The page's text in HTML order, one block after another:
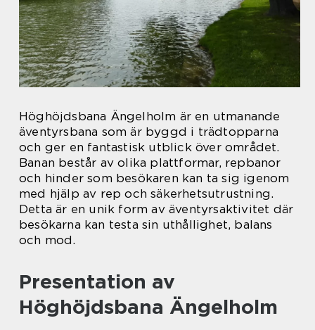
Höghöjdsbana Ängelholm är en utmanande
äventyrsbana som är byggd i trädtopparna
och ger en fantastisk utblick över området.
Banan består av olika plattformar, repbanor
och hinder som besökaren kan ta sig igenom
med hjälp av rep och säkerhetsutrustning.
Detta är en unik form av äventyrsaktivitet där
besökarna kan testa sin uthållighet, balans
och mod.
Presentation av
Höghöjdsbana Ängelholm